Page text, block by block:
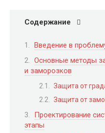
Содержание
Введение в
Основные методы
и заморозков
Защита от
Защита от
Проектирование
этапы